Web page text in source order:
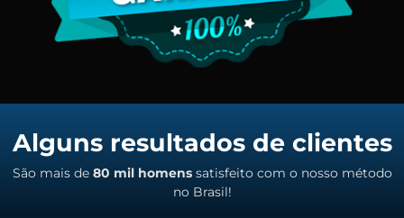
Alguns resultados de clientes
São mais de 80 mil homenssatisfeito com o nosso método
no Brasil!